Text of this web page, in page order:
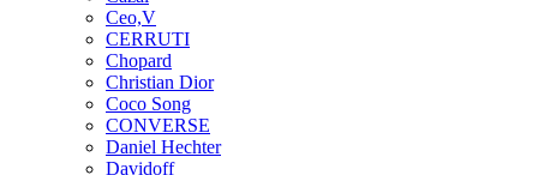
Ceo,V
CERRUTI
Chopard
Christian Dior
Coco Song
CONVERSE
Daniel Hechter
Davidoff